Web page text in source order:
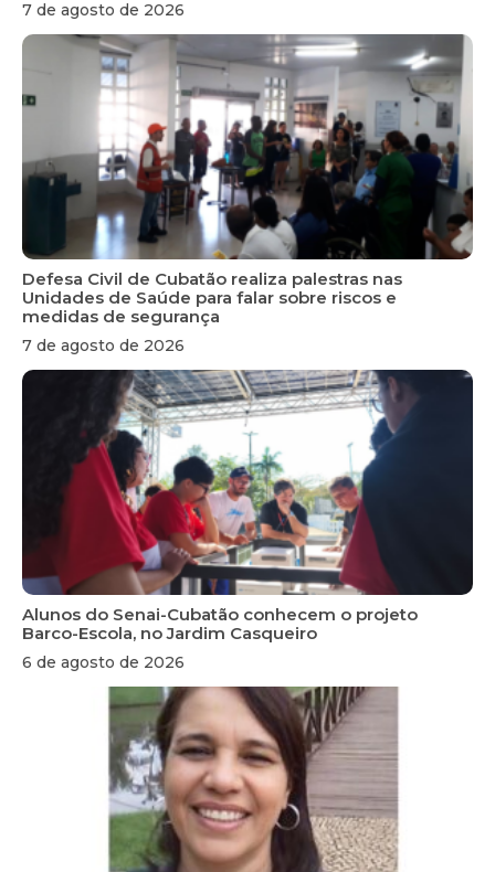
7 de agosto de 2026
Defesa Civil de Cubatão realiza palestras nas
Unidades de Saúde para falar sobre riscos e
medidas de segurança
7 de agosto de 2026
Alunos do Senai-Cubatão conhecem o projeto
Barco-Escola, no Jardim Casqueiro
6 de agosto de 2026